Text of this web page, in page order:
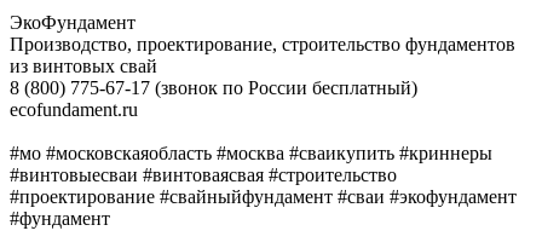
ЭкоФундамент
Производство, проектирование, строительство фундаментов
из винтовых свай
8 (800) 775-67-17 (звонок по России бесплатный)
ecofundament.ru
#мо #московскаяобласть #москва #сваикупить #криннеры
#винтовыесваи #винтоваясвая #строительство
#проектирование #свайныйфундамент #сваи #экофундамент
#фундамент